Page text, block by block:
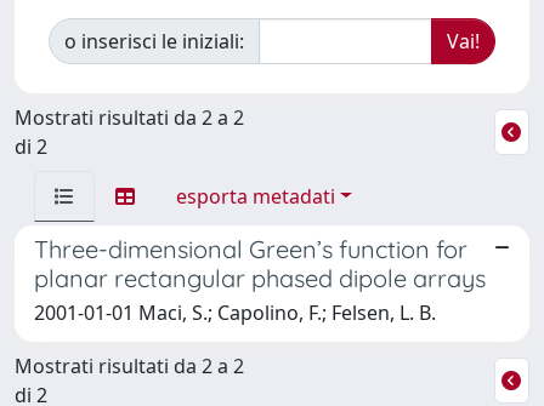
o inserisci le iniziali:
Mostrati risultati da 2 a 2
di 2
esporta metadati
Three-dimensional Green’s function for
planar rectangular phased dipole arrays
2001-01-01 Maci, S.; Capolino, F.; Felsen, L. B.
Mostrati risultati da 2 a 2
di 2